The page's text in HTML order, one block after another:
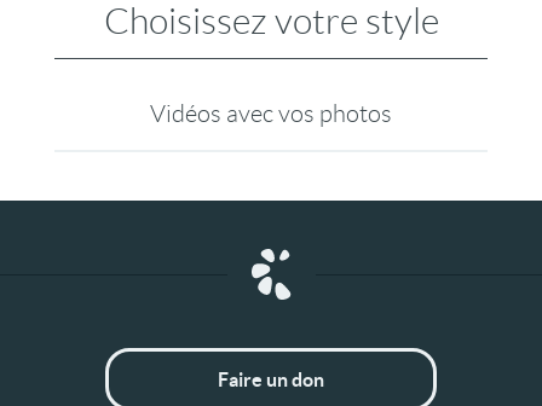
Choisissez votre style
Vidéos avec vos photos
Faire un don